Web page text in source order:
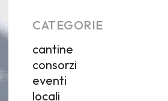
CATEGORIE
cantine
consorzi
eventi
locali